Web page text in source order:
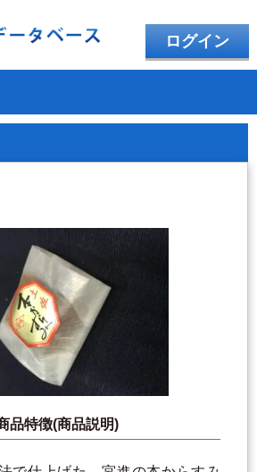
ログイン
品特徴(商品説明)